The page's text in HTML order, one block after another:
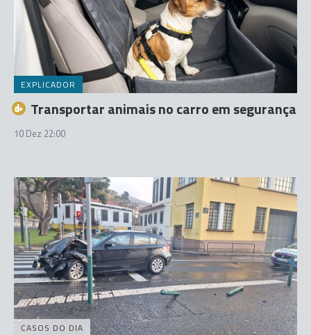
EXPLICADOR
Transportar animais no carro em segurança
10 Dez 22:00
CASOS DO DIA